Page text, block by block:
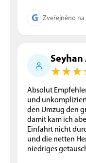
G Zveřejněno na
Seyhan
★
★★
★★
★
Absolut
und
den Umzug den
damit kam ich
Einfahrt nicht
und die netten
niedriges